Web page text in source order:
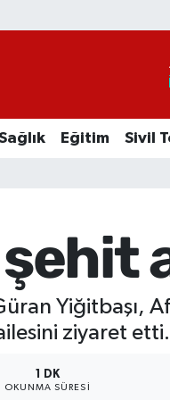
Eğitim Sivil
Yiğitbaşı,
ziyaret etti.
1 DK
OKUNMA SÜRESI